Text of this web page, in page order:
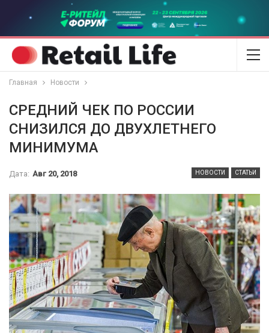
Главная Новости
СРЕДНИЙ ЧЕК ПО РОССИИ
СНИЗИЛСЯ ДО ДВУХЛЕТНЕГО
МИНИМУМА
НОВОСТИ СТАТЬИ
Дата: Авг 20, 2018